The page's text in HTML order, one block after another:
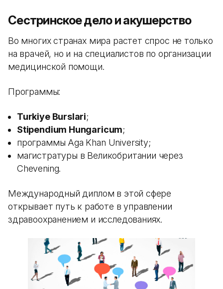
Сестринское дело и акушерство
Во многих странах мира растет спрос не только
на врачей, но и на специалистов по организации
медицинской помощи.
Программы:
Turkiye Burslari;
Stipendium Hungaricum;
программы Aga Khan University;
магистратуры в Великобритании через
Chevening.
Международный диплом в этой сфере
открывает путь к работе в управлении
здравоохранением и исследованиях.